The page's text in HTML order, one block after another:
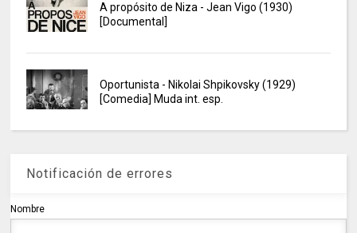
A propósito de Niza - Jean Vigo (1930)
[Documental]
Oportunista - Nikolai Shpikovsky (1929)
[Comedia] Muda int. esp.
Notificación de errores
Nombre